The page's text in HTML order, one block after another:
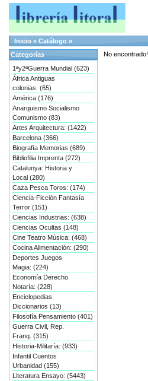
Inicio » Catálogo »
No encontrado!
Categorías
1ªy2ªGuerra Mundial (623)
África Antiguas
colonias: (65)
América (176)
Anarquismo Socialismo
Comunismo (83)
Artes Arquitectura: (1422)
Barcelona (366)
Biografía Memorias (689)
Bibliofilia Imprenta (272)
Catalunya: Historia y
Local (280)
Caza Pesca Toros: (174)
Ciencia-Ficción Fantasía
Terror (151)
Ciencias Industrias: (638)
Ciencias Ocultas (148)
Cine Teatro Música: (468)
Cocina Alimentación: (290)
Deportes Juegos
Magia: (224)
Economía Derecho
Notaría: (228)
Enciclopedias
Diccionarios (13)
Filosofía Pensamiento (401)
Guerra Civil, Rep.
Franq. (315)
Historia-Militaría: (933)
Infantil Cuentos
Urbanidad (155)
Literatura Ensayo: (5443)